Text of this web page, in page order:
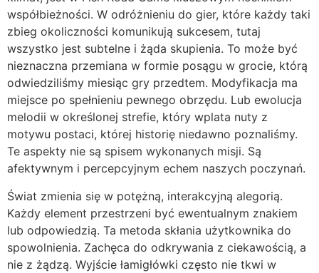
współbieżności. W odróżnieniu do gier, które każdy taki
zbieg okoliczności komunikują sukcesem, tutaj
wszystko jest subtelne i żąda skupienia. To może być
nieznaczna przemiana w formie posągu w grocie, którą
odwiedziliśmy miesiąc gry przedtem. Modyfikacja ma
miejsce po spełnieniu pewnego obrzędu. Lub ewolucja
melodii w określonej strefie, który wplata nuty z
motywu postaci, której historię niedawno poznaliśmy.
Te aspekty nie są spisem wykonanych misji. Są
afektywnym i percepcyjnym echem naszych poczynań.
Świat zmienia się w potężną, interakcyjną alegorią.
Każdy element przestrzeni być ewentualnym znakiem
lub odpowiedzią. Ta metoda skłania użytkownika do
spowolnienia. Zachęca do odkrywania z ciekawością, a
nie z żądzą. Wyjście łamigłówki często nie tkwi w